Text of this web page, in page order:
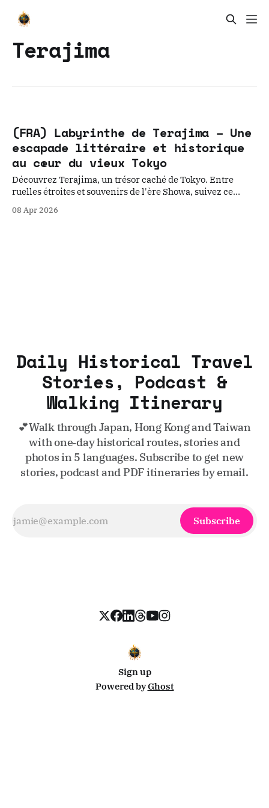
Terajima
(FRA) Labyrinthe de Terajima – Une
escapade littéraire et historique
au cœur du vieux Tokyo
Découvrez Terajima, un trésor caché de Tokyo. Entre
ruelles étroites et souvenirs de l'ère Showa, suivez ce
littéraires de Nagai Kafu au cœur du labyrinthe envoûtant
08 Apr 2026
Daily Historical Travel
Stories, Podcast &
Walking Itinerary
💕Walk through Japan, Hong Kong and Taiwan
with one‑day historical routes, stories and
photos in 5 languages. Subscribe to get new
stories, podcast and PDF itineraries by email.
Subscribe
Sign up
Powered byGhost